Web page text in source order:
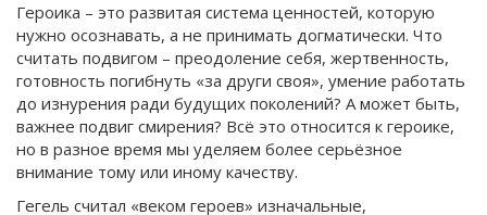
Героика – это развитая система ценностей, которую
нужно осознавать, а не принимать догматически. Что
считать подвигом – преодоление себя, жертвенность,
готовность погибнуть «за други своя», умение работать
до изнурения ради будущих поколений? А может быть,
важнее подвиг смирения? Всё это относится к героике,
но в разное время мы уделяем более серьёзное
внимание тому или иному качеству.
Гегель считал «веком героев» изначальные,